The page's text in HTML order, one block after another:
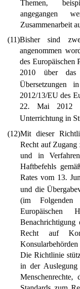
Themen,
angegangen
Zusammenarbeit
(11)Bisher sind
angenommen
des Europäischen
2010 über das
Übersetzungen
2012/13/EU des
22. Mai 2012
Unterrichtung in
(12)Mit dieser
Recht auf Zugang
und in
Haftbefehls
Rates vom 13.
und die
(im Folgenden
Europäischen
Benachrichtigung
Recht auf
Die Richtlinie
in der Auslegung
Menschenrechte,